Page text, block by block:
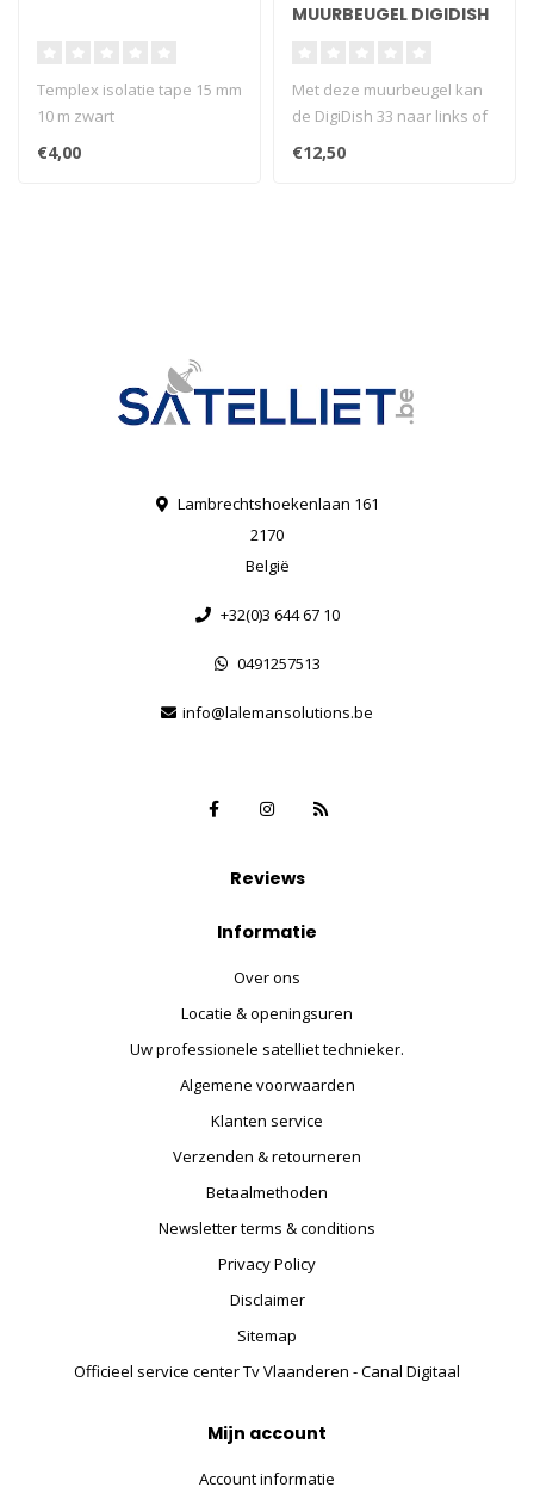
Templex isolatie tape 15 mm
10 m zwart
€4,00
MUURBEUGEL DIGIDISH
Met deze muurbeugel kan
de DigiDish 33 naar links of
rechts worden gedraaid tot
€12,50
Lambrechtshoekenlaan 161
2170
België
+32(0)3 644 67 10
0491257513
info@lalemansolutions.be
Reviews
Informatie
Over ons
Locatie & openingsuren
Uw professionele satelliet technieker.
Algemene voorwaarden
Klanten service
Verzenden & retourneren
Betaalmethoden
Newsletter terms & conditions
Privacy Policy
Disclaimer
Sitemap
Officieel service center Tv Vlaanderen - Canal Digitaal
Mijn account
Account informatie